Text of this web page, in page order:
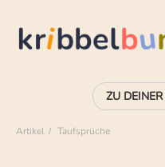
Artikel Taufsprüche